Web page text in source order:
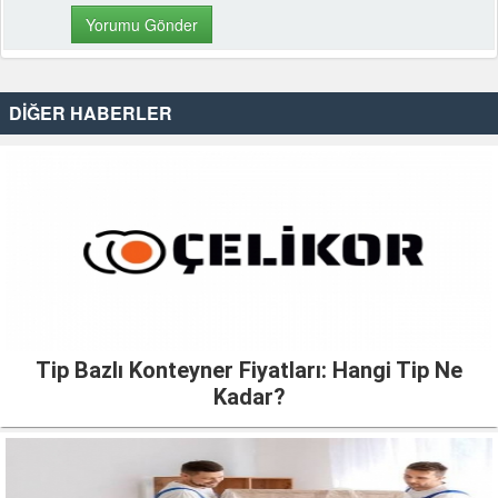
DİĞER HABERLER
Tip Bazlı Konteyner Fiyatları: Hangi Tip Ne
Kadar?